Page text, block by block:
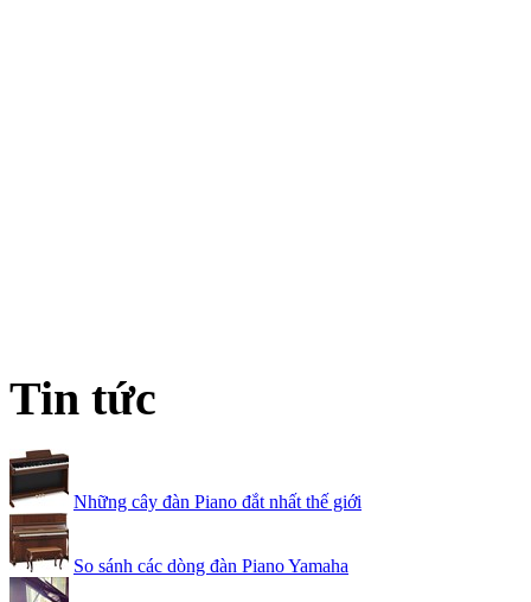
Tin tức
Những cây đàn Piano đắt nhất thế giới
So sánh các dòng đàn Piano Yamaha